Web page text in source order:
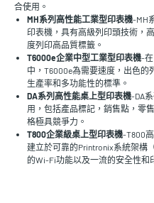
合使用。
MH系列高性能工業型印表機-MH
印表機，具有高級列印頭技術，
度列印高品質標籤。
T6000e企業中型工業型印表機-在
中，T6000e為需要速度，出色的
生產率和多功能性的標準。
DA系列高性能桌上型印表機-DA
用，包括產品標記，銷售點，零
格極具競爭力。
T800企業級桌上型印表機-T800
建立於可靠的Printronix系統架構
的Wi-Fi功能以及一流的安全性和